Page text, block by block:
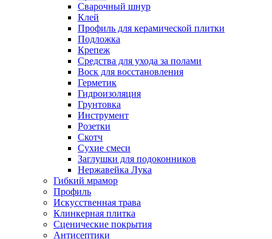
Сварочный шнур
Клей
Профиль для керамической плитки
Подложка
Крепеж
Средства для ухода за полами
Воск для восстановления
Герметик
Гидроизоляция
Грунтовка
Инструмент
Розетки
Скотч
Сухие смеси
Заглушки для подоконников
Нержавейка Лука
Гибкий мрамор
Профиль
Искусственная трава
Клинкерная плитка
Сценические покрытия
Антисептики